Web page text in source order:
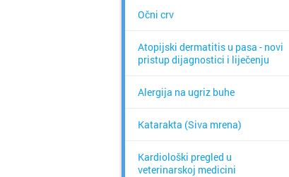
Očni crv
Atopijski dermatitis u pasa - novi
pristup dijagnostici i liječenju
Alergija na ugriz buhe
Katarakta (Siva mrena)
Kardiološki pregled u
veterinarskoj medicini